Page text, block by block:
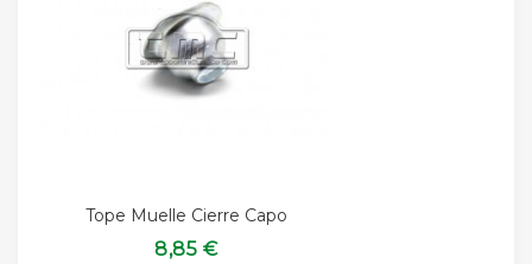
Tope Muelle Cierre Capo
8,85 €